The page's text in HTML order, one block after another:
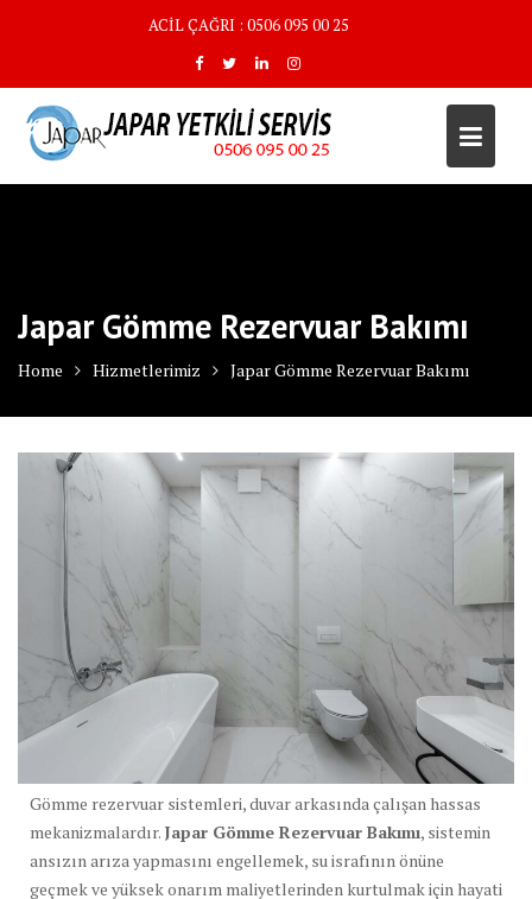
ACİL ÇAĞRI : 0506 095 00 25
Japar Gömme Rezervuar Bakımı
Home Hizmetlerimiz Japar Gömme Rezervuar Bakımı
Gömme rezervuar sistemleri, duvar arkasında çalışan hassas
mekanizmalardır. Japar Gömme Rezervuar Bakımı, sistemin
ansızın arıza yapmasını engellemek, su israfının önüne
geçmek ve yüksek onarım maliyetlerinden kurtulmak için hayati